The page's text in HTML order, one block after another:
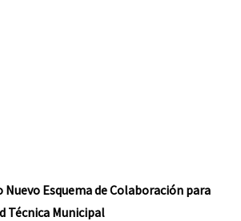
Esquema de Colaboración para
Técnica Municipal